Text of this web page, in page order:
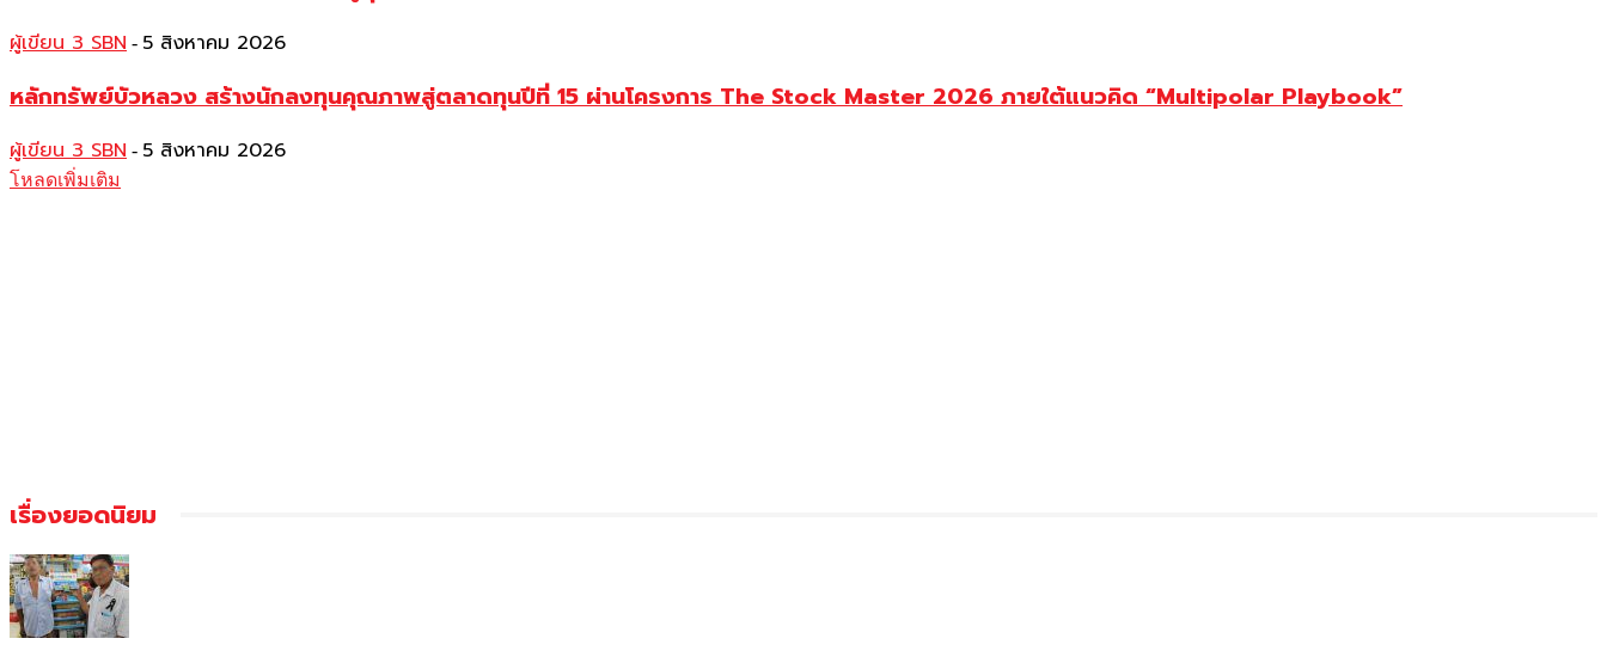
ผู้เขียน 3 SBN - 5 สิงหาคม 2026
หลักทรัพย์บัวหลวง สร้างนักลงทุนคุณภาพสู่ตลาดทุนปีที่ 15 ผ่านโครงการ The Stock Master 2026 ภายใต้แนวคิด “Multipolar Playbook”
ผู้เขียน 3 SBN - 5 สิงหาคม 2026
โหลดเพิ่มเติม
เรื่องยอดนิยม